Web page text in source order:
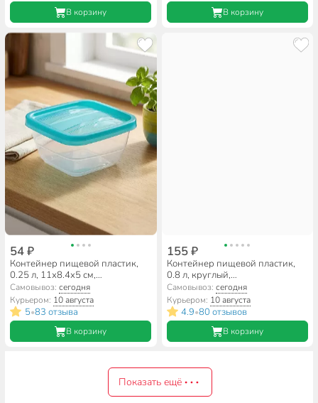
В корзину В корзину
54 ₽
Контейнер пищевой пластик,
0.25 л, 11х8.4х5 см,
прямоугольный, Violet, Fresco
Бриз, 70025135
Самовывоз:сегодня
Курьером: 10 августа
5•83 отзыва
В корзину
155 ₽
Контейнер пищевой пластик,
0.8 л, круглый,
воздухонепроницаемый,
DDStyle, 30502
Самовывоз: сегодня
Курьером: 10 августа
4.9•80 отзывов
В корзину
Показать ещё